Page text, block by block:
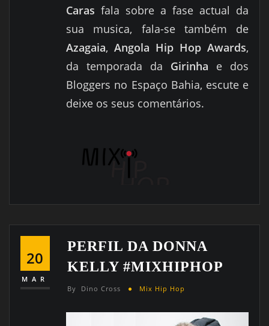
Caras fala sobre a fase actual da
sua musica, fala-se também de
Azagaia,Angola Hip Hop Awards,
da temporada da Girinha e dos
Bloggers no Espaço Bahia, escute e
deixe os seus comentários.
20
MAR
PERFIL DA DONNA
KELLY #MIXHIPHOP
By Dino Cross Mix Hip Hop